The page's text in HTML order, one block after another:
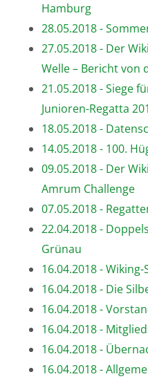
Hamburg
28.05.2018 -
27.05.2018 - Der
Welle – Bericht von
21.05.2018 - Siege
Junioren-Regatta
18.05.2018 -
14.05.2018 - 100.
09.05.2018 - Der
Amrum Challenge
07.05.2018 -
22.04.2018 -
Grünau
16.04.2018 -
16.04.2018 - Die
16.04.2018 -
16.04.2018 -
16.04.2018 -
16.04.2018 -